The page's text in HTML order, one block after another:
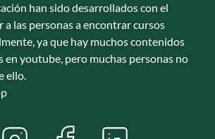
han sido desarrollados con el
las personas a encontrar cursos
ya que hay muchos contenidos
en youtube, pero muchas personas no
ello.